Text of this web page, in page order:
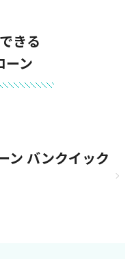
きる
ーン
ン バンクイック